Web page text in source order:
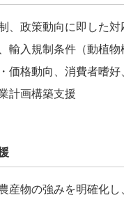
、政策動向に即した
輸入規制条件（動植物
価格動向、消費者嗜
計画構築支援
産物の強みを明確化